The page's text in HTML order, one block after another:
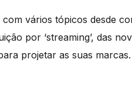
vários tópicos desde
por ‘streaming’, das
projetar as suas marcas.